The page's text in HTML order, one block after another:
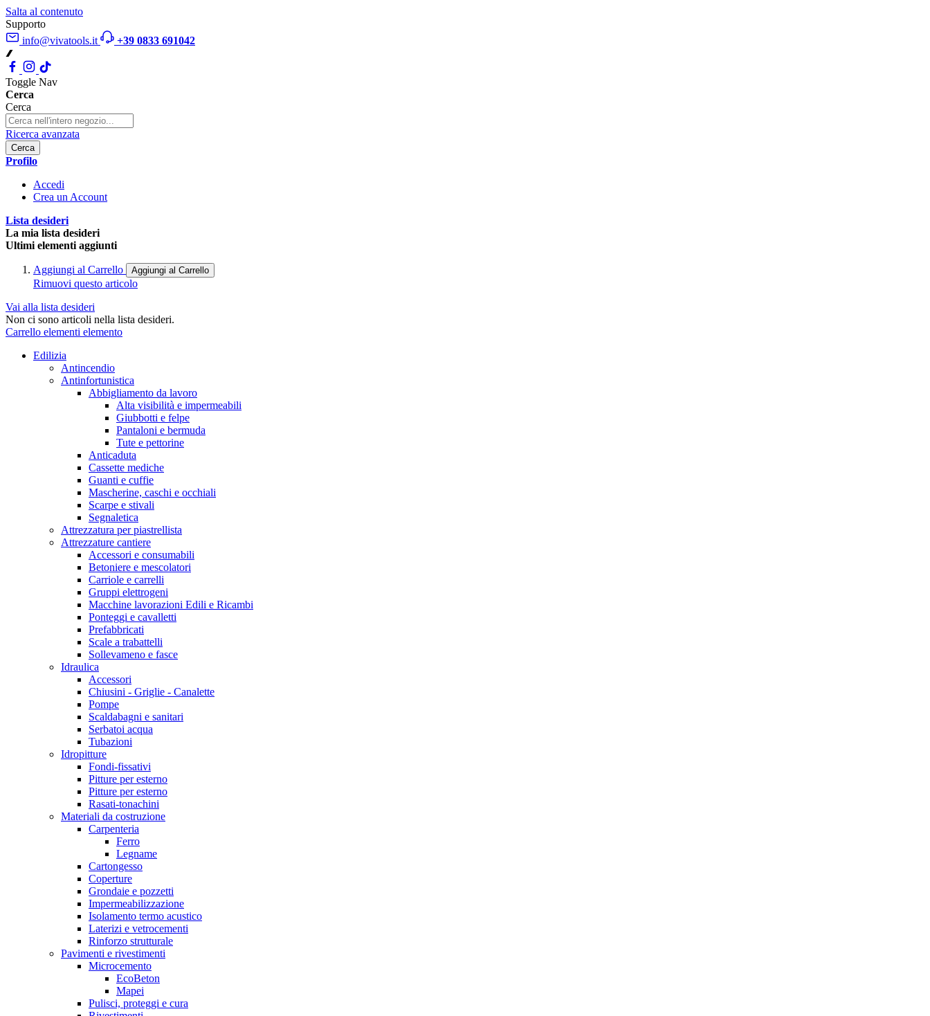
Salta al contenuto
Supporto
info@vivatools.it
+39 0833 691042
Toggle Nav
Cerca
Cerca
Ricerca avanzata
Cerca
Profilo
Accedi
Crea un Account
Lista desideri
La mia lista desideri
Ultimi elementi aggiunti
Aggiungi al Carrello Aggiungi al Carrello
Rimuovi questo articolo
Vai alla lista desideri
Non ci sono articoli nella lista desideri.
Carrello elementi elemento
Edilizia
Antincendio
Antinfortunistica
Abbigliamento da lavoro
Alta visibilità e impermeabili
Giubbotti e felpe
Pantaloni e bermuda
Tute e pettorine
Anticaduta
Cassette mediche
Guanti e cuffie
Mascherine, caschi e occhiali
Scarpe e stivali
Segnaletica
Attrezzatura per piastrellista
Attrezzature cantiere
Accessori e consumabili
Betoniere e mescolatori
Carriole e carrelli
Gruppi elettrogeni
Macchine lavorazioni Edili e Ricambi
Ponteggi e cavalletti
Prefabbricati
Scale a trabattelli
Sollevameno e fasce
Idraulica
Accessori
Chiusini - Griglie - Canalette
Pompe
Scaldabagni e sanitari
Serbatoi acqua
Tubazioni
Idropitture
Fondi-fissativi
Pitture per esterno
Pitture per esterno
Rasati-tonachini
Materiali da costruzione
Carpenteria
Ferro
Legname
Cartongesso
Coperture
Grondaie e pozzetti
Impermeabilizzazione
Isolamento termo acustico
Laterizi e vetrocementi
Rinforzo strutturale
Pavimenti e rivestimenti
Microcemento
EcoBeton
Mapei
Pulisci, proteggi e cura